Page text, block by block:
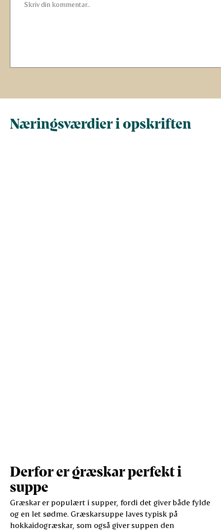
Næringsværdier i opskriften
Derfor er græskar perfekt i
suppe
Græskar er populært i supper, fordi det giver både fylde
og en let sødme. Græskarsuppe laves typisk på
hokkaidogræskar, som også giver suppen den